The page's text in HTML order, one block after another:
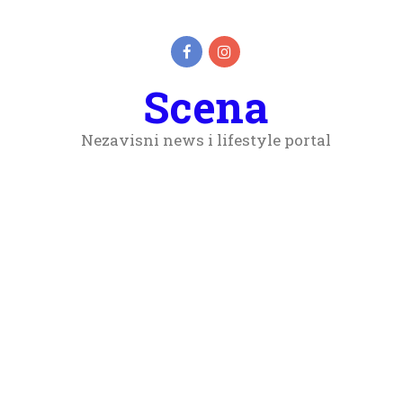
Scena
Nezavisni news i lifestyle portal